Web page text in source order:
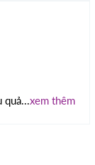
quả...xem thêm